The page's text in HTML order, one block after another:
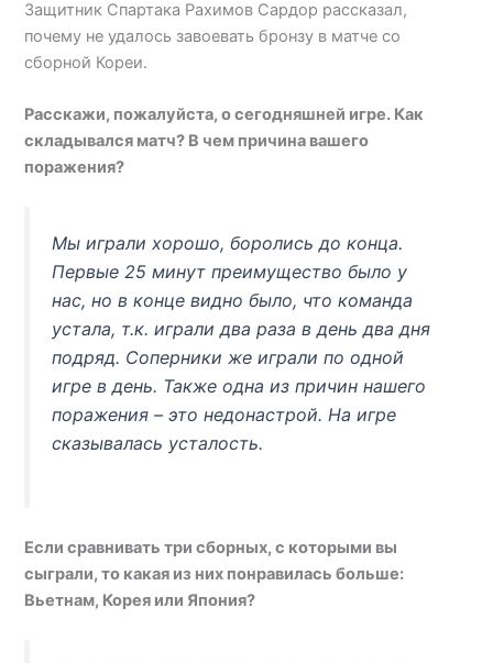
Защитник Спартака Рахимов Сардор рассказал,
почему не удалось завоевать бронзу в матче со
сборной Кореи.
Расскажи, пожалуйста, о сегодняшней игре. Как
складывался матч? В чем причина вашего
поражения?
Мы играли хорошо, боролись до конца.
Первые 25 минут преимущество было у
нас, но в конце видно было, что команда
устала, т.к. играли два раза в день два дня
подряд. Соперники же играли по одной
игре в день. Также одна из причин нашего
поражения – это недонастрой. На игре
сказывалась усталость.
Если сравнивать три сборных, с которыми вы
сыграли, то какая из них понравилась больше:
Вьетнам, Корея или Япония?